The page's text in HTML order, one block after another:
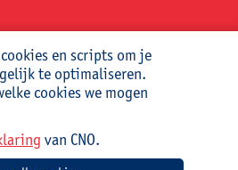
lichamelijke opvoeding en
Karel de Grote
ook vakexpert
‘Vloeiend van drie naar één’
lerarenopleiding kleuter en
Postgraduaat van
ook aan de slag als zelfstandig
van extra opleidingen:
Schrijfmotoriek...
en scripts om je
te optimaliseren.
cookies we mogen
van CNO.